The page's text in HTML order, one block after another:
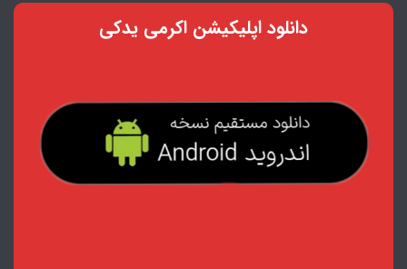
دانلود اپلیکیشن اکرمی یدکی